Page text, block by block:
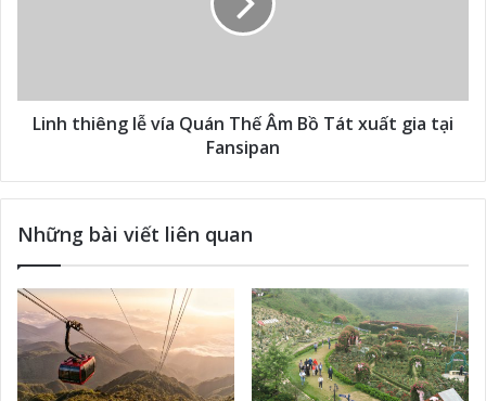
Linh thiêng lễ vía Quán Thế Âm Bồ Tát xuất gia tại
Fansipan
Những bài viết liên quan